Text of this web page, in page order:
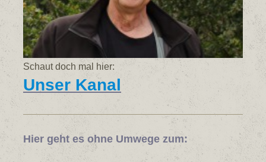
Schaut doch mal hier:
Unser Kanal
Hier geht es ohne Umwege zum: